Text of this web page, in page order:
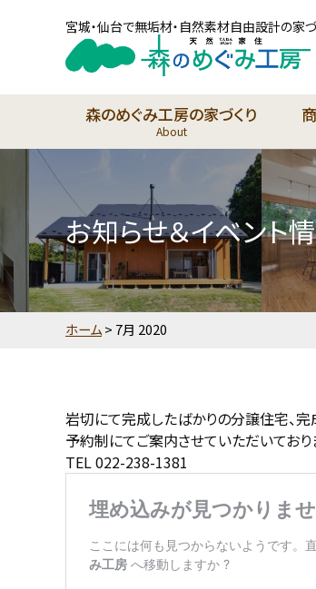
宮城・仙台で無垢材・自然素材自由設計の家づ
森のめぐみ工房の家づくり
About
お知らせ＆イベント
ホーム> 7月 2020
岩切にて完成したばかりの分譲住宅、完
予約制にてご案内させていただいており
TEL 022-238-1381